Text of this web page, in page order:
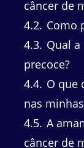
câncer de
4.2 Como
4.3 Qual
precoce?
4.4 O que
nas
4.5 A
câncer de